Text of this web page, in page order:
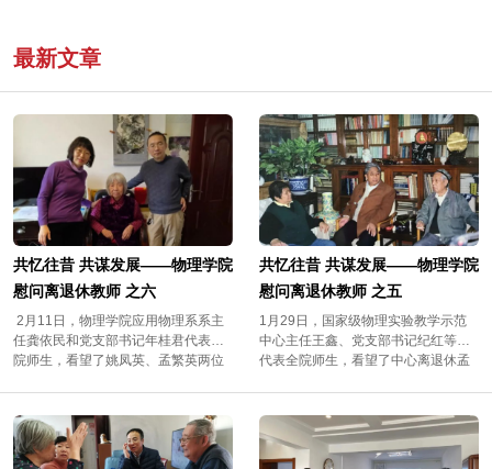
最新文章
共忆往昔 共谋发展——物理学院
慰问离退休教师 之六
2月11日，物理学院应用物理系系主
任龚依民和党支部书记年桂君代表全
院师生，看望了姚凤英、孟繁英两位
1936年生，1955年来校工作，1991
年退休。 第二排左一为姚凤英老师，
照片拍于1980年 看望孟繁英老师
共忆往昔 共谋发展——物理学院
慰问离退休教师 之五
1月29日，国家级物理实验教学示范
中心主任王鑫、党支部书记纪红等人
代表全院师生，看望了中心离退休孟
为王鑫孟庆贤 ，许飞龙夫人，1937年
生，1954年来校工作，1988年退休。
许飞龙是早期物理系实验仪器的设计